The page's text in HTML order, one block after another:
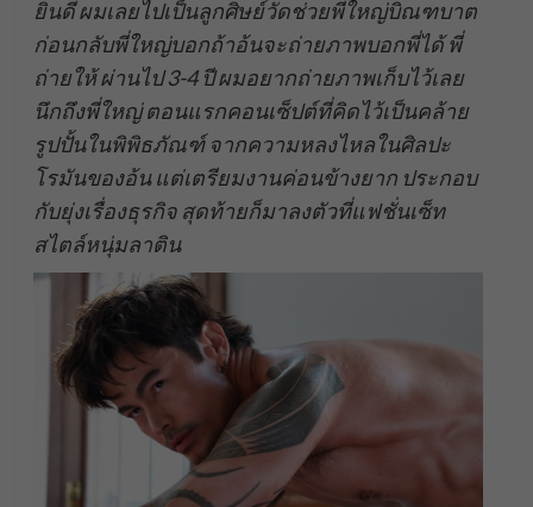
ยินดี ผมเลยไปเป็นลูกศิษย์วัดช่วยพี่ใหญ่บิณฑบาต
ก่อนกลับพี่ใหญ่บอกถ้าอ้นจะถ่ายภาพบอกพี่ได้ พี่
ถ่ายให้ ผ่านไป 3-4 ปี ผมอยากถ่ายภาพเก็บไว้เลย
นึกถึงพี่ใหญ่ ตอนแรกคอนเซ็ปต์ที่คิดไว้เป็นคล้าย
รูปปั้นในพิพิธภัณฑ์ จากความหลงไหลในศิลปะ
โรมันของอ้น แต่เตรียมงานค่อนข้างยาก ประกอบ
กับยุ่งเรื่องธุรกิจ สุดท้ายก็มาลงตัวที่แฟชั่นเซ็ท
สไตล์หนุ่มลาติน